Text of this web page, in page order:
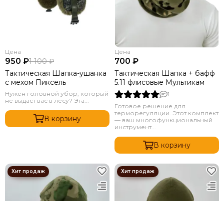
Цена
950 ₽1 100 ₽
Тактическая Шапка-ушанка
с мехом Пиксель
Нужен головной убор, который
не выдаст вас в лесу? Эта...
В корзину
Цена
700 ₽
Тактическая Шапка + бафф
5.11 флисовые Мультикам
1
Готовое решение для
терморегуляции. Этот комплект
— ваш многофункциональный
инструмент...
В корзину